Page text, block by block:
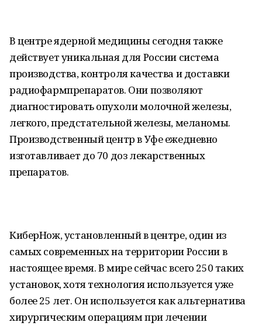
В центре ядерной медицины сегодня также
действует уникальная для России система
производства, контроля качества и доставки
радиофармпрепаратов. Они позволяют
диагностировать опухоли молочной железы,
легкого, предстательной железы, меланомы.
Производственный центр в Уфе ежедневно
изготавливает до 70 доз лекарственных
препаратов.
КиберНож, установленный в центре, один из
самых современных на территории России в
настоящее время. В мире сейчас всего 250 таких
установок, хотя технология используется уже
более 25 лет. Он используется как альтернатива
хирургическим операциям при лечении